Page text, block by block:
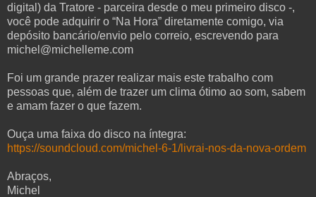
digital) da Tratore - parceira desde o meu primeiro disco -,
você pode adquirir o “Na Hora” diretamente comigo, via
depósito bancário/envio pelo correio, escrevendo para
michel@michelleme.com
Foi um grande prazer realizar mais este trabalho com
pessoas que, além de trazer um clima ótimo ao som, sabem
e amam fazer o que fazem.
Ouça uma faixa do disco na íntegra:
https://soundcloud.com/michel-6-1/livrai-nos-da-nova-ordem
Abraços,
Michel